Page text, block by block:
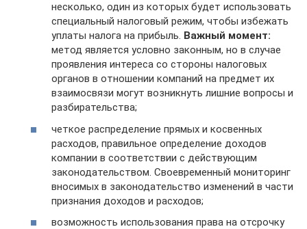
несколько, один из которых будет использовать
специальный налоговый режим, чтобы избежать
уплаты налога на прибыль. Важный момент:
метод является условно законным, но в случае
проявления интереса со стороны налоговых
органов в отношении компаний на предмет их
взаимосвязи могут возникнуть лишние вопросы и
разбирательства;
четкое распределение прямых и косвенных
расходов, правильное определение доходов
компании в соответствии с действующим
законодательством. Своевременный мониторинг
вносимых в законодательство изменений в части
признания доходов и расходов;
возможность использования права на отсрочку